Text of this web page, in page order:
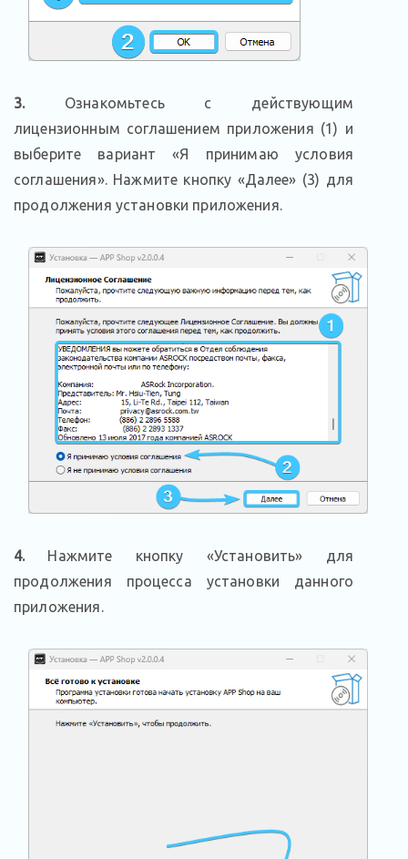
3.Ознакомьтесь с действующим
лицензионным соглашением приложения (1) и
выберите вариант «Я принимаю условия
соглашения». Нажмите кнопку «Далее» (3) для
продолжения установки приложения.
4.Нажмите кнопку «Установить» для
продолжения процесса установки данного
приложения.